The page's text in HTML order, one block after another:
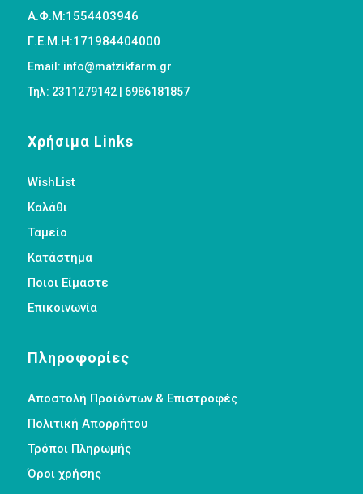
Α.Φ.Μ:1554403946
Γ.Ε.Μ.Η:171984404000
Email: info@matzikfarm.gr
Τηλ: 2311279142 | 6986181857
Χρήσιμα Links
WishList
Καλάθι
Ταμείο
Κατάστημα
Ποιοι Είμαστε
Επικοινωνία
Πληροφορίες
Αποστολή Προϊόντων & Επιστροφές
Πολιτική Απορρήτου
Τρόποι Πληρωμής
Όροι χρήσης